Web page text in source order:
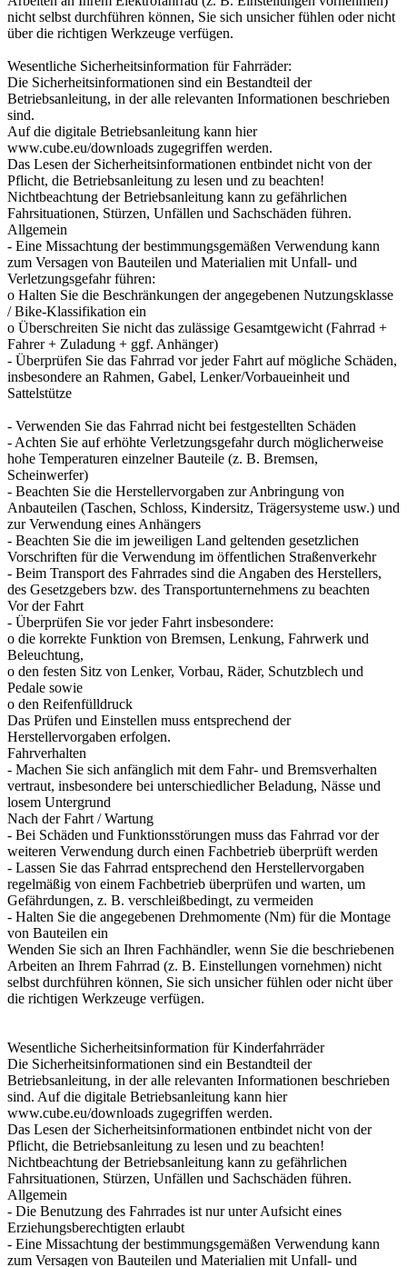
nicht selbst durchführen können, Sie sich unsicher fühlen oder nicht
über die richtigen Werkzeuge verfügen.
Wesentliche Sicherheitsinformation für Fahrräder:
Die Sicherheitsinformationen sind ein Bestandteil der
Betriebsanleitung, in der alle relevanten Informationen beschrieben
sind.
Auf die digitale Betriebsanleitung kann hier
www.cube.eu/downloads zugegriffen werden.
Das Lesen der Sicherheitsinformationen entbindet nicht von der
Pflicht, die Betriebsanleitung zu lesen und zu beachten!
Nichtbeachtung der Betriebsanleitung kann zu gefährlichen
Fahrsituationen, Stürzen, Unfällen und Sachschäden führen.
Allgemein
- Eine Missachtung der bestimmungsgemäßen Verwendung kann
zum Versagen von Bauteilen und Materialien mit Unfall- und
Verletzungsgefahr führen:
o Halten Sie die Beschränkungen der angegebenen Nutzungsklasse
/ Bike-Klassifikation ein
o Überschreiten Sie nicht das zulässige Gesamtgewicht (Fahrrad +
Fahrer + Zuladung + ggf. Anhänger)
- Überprüfen Sie das Fahrrad vor jeder Fahrt auf mögliche Schäden,
insbesondere an Rahmen, Gabel, Lenker/Vorbaueinheit und
Sattelstütze
- Verwenden Sie das Fahrrad nicht bei festgestellten Schäden
- Achten Sie auf erhöhte Verletzungsgefahr durch möglicherweise
hohe Temperaturen einzelner Bauteile (z. B. Bremsen,
Scheinwerfer)
- Beachten Sie die Herstellervorgaben zur Anbringung von
Anbauteilen (Taschen, Schloss, Kindersitz, Trägersysteme usw.) und
zur Verwendung eines Anhängers
- Beachten Sie die im jeweiligen Land geltenden gesetzlichen
Vorschriften für die Verwendung im öffentlichen Straßenverkehr
- Beim Transport des Fahrrades sind die Angaben des Herstellers,
des Gesetzgebers bzw. des Transportunternehmens zu beachten
Vor der Fahrt
- Überprüfen Sie vor jeder Fahrt insbesondere:
o die korrekte Funktion von Bremsen, Lenkung, Fahrwerk und
Beleuchtung,
o den festen Sitz von Lenker, Vorbau, Räder, Schutzblech und
Pedale sowie
o den Reifenfülldruck
Das Prüfen und Einstellen muss entsprechend der
Herstellervorgaben erfolgen.
Fahrverhalten
- Machen Sie sich anfänglich mit dem Fahr- und Bremsverhalten
vertraut, insbesondere bei unterschiedlicher Beladung, Nässe und
losem Untergrund
Nach der Fahrt / Wartung
- Bei Schäden und Funktionsstörungen muss das Fahrrad vor der
weiteren Verwendung durch einen Fachbetrieb überprüft werden
- Lassen Sie das Fahrrad entsprechend den Herstellervorgaben
regelmäßig von einem Fachbetrieb überprüfen und warten, um
Gefährdungen, z. B. verschleißbedingt, zu vermeiden
- Halten Sie die angegebenen Drehmomente (Nm) für die Montage
von Bauteilen ein
Wenden Sie sich an Ihren Fachhändler, wenn Sie die beschriebenen
Arbeiten an Ihrem Fahrrad (z. B. Einstellungen vornehmen) nicht
selbst durchführen können, Sie sich unsicher fühlen oder nicht über
die richtigen Werkzeuge verfügen.
Wesentliche Sicherheitsinformation für Kinderfahrräder
Die Sicherheitsinformationen sind ein Bestandteil der
Betriebsanleitung, in der alle relevanten Informationen beschrieben
sind. Auf die digitale Betriebsanleitung kann hier
www.cube.eu/downloads zugegriffen werden.
Das Lesen der Sicherheitsinformationen entbindet nicht von der
Pflicht, die Betriebsanleitung zu lesen und zu beachten!
Nichtbeachtung der Betriebsanleitung kann zu gefährlichen
Fahrsituationen, Stürzen, Unfällen und Sachschäden führen.
Allgemein
- Die Benutzung des Fahrrades ist nur unter Aufsicht eines
Erziehungsberechtigten erlaubt
- Eine Missachtung der bestimmungsgemäßen Verwendung kann
zum Versagen von Bauteilen und Materialien mit Unfall- und